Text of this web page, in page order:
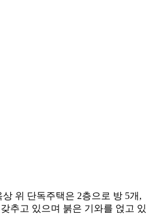
위 단독주택은 2층으로 방 5개,
추고 있으며 붉은 기와를 얹고 있